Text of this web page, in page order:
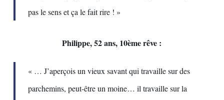
pas le sens et ça le fait rire ! »
Philippe, 52 ans, 10ème rêve :
« … J’aperçois un vieux savant qui travaille sur des
parchemins, peut-être un moine… il travaille sur la